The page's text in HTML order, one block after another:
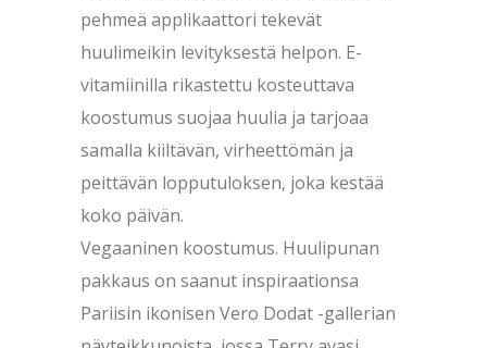
pehmeä applikaattori tekevät
huulimeikin levityksestä helpon. E-
vitamiinilla rikastettu kosteuttava
koostumus suojaa huulia ja tarjoaa
samalla kiiltävän, virheettömän ja
peittävän lopputuloksen, joka kestää
koko päivän.
Vegaaninen koostumus. Huulipunan
pakkaus on saanut inspiraationsa
Pariisin ikonisen Vero Dodat -gallerian